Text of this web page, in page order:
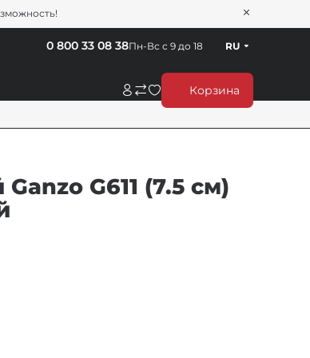
Корзина
Пн-Вс с 9 до 18
0 800 33 08 38 RU
G611 (7.5 см)